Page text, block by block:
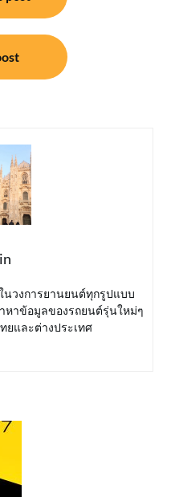
นวงการยานยนต์ทุกรูปแบบ
หาข้อมูลของรถยนต์รุ่นใหม่ๆ
ยและต่างประเทศ